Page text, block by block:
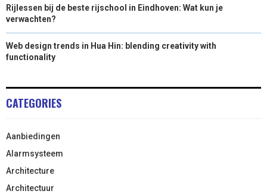
Rijlessen bij de beste rijschool in Eindhoven: Wat kun je
verwachten?
Web design trends in Hua Hin: blending creativity with
functionality
CATEGORIES
Aanbiedingen
Alarmsysteem
Architecture
Architectuur